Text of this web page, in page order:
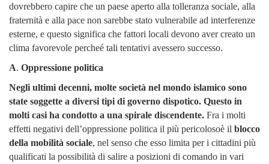
dovrebbero capire che un paese aperto alla tolleranza sociale, alla
fraternità e alla pace non sarebbe stato vulnerabile ad interferenze
esterne, e questo significa che fattori locali devono aver creato un
clima favorevole percheé tali tentativi avessero successo.
A. Oppressione politica
Negli ultimi decenni, molte società nel mondo islamico sono
state soggette a diversi tipi di governo dispotico. Questo in
molti casi ha condotto a una spirale discendente. Fra i molti
effetti negativi dell’oppressione politica il più pericolosoè il blocco
della mobilità sociale, nel senso che esso limita per i cittadini più
qualificati la possibilità di salire a posizioni di comando in vari